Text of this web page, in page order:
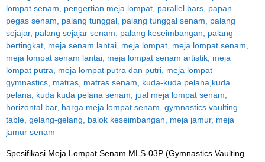
Spesifikasi Meja Lompat Senam MLS-03P (Gymnastics Vaulting